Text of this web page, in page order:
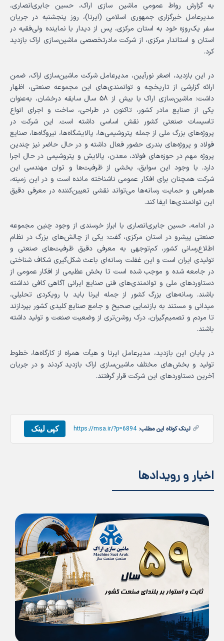
به گزارش رواط عمومی ماشین سازی اراک، حسین جابری‌انصاری،
مدیرعامل خبرگزاری جمهوری اسلامی (ایرنا)، روز پنجشنبه در جریان
سفر یک‌روزه خود به استان مرکزی، پس از دیدار با نماینده ولی‌فقیه در
استان و استاندار مرکزی، از شرکت مادرتخصصی ماشین‌سازی اراک بازدید
کرد.
در این بازدید، اصغر نورآیین، مدیرعامل شرکت ماشین‌سازی اراک، ضمن
ارائه گزارشی از تاریخچه و توانمندی‌های این مجموعه صنعتی، اظهار
داشت: ماشین‌سازی اراک با بیش از ۵۸ سال سابقه درخشان، به‌عنوان
یکی از صنایع مادر کشور، تاکنون در طراحی، ساخت و اجرای انواع
تاسیسات صنعتی کشور نقش اساسی داشته است. این شرکت در
پروژه‌های بزرگ ملی از جمله پتروشیمی‌ها، پالایشگاه‌ها، نیروگاه‌ها، صنایع
فولاد و پروژه‌های بندری حضور فعال داشته و در حال حاضر نیز چندین
پروژه مهم در حوزه‌های فولاد، معدن، پالایش و پتروشیمی در حال اجرا
دارد. با وجود این سوابق، بخشی از ظرفیت‌ها و توان مهندسی این
شرکت همچنان برای افکار عمومی ناشناخته مانده است و در این زمینه،
همراهی و حمایت رسانه‌ها می‌تواند نقشی تعیین‌کننده در معرفی دقیق
این توانمندی‌ها ایفا کند.
در ادامه، حسین جابری‌انصاری با ابراز خرسندی از وجود چنین مجموعه
صنعتی پیشرو در استان مرکزی، گفت: یکی از چالش‌های بزرگ در نظام
اطلاع‌رسانی کشور، کم‌توجهی به معرفی دقیق ظرفیت‌های صنعتی و
تولیدی ایران است و این غفلت رسانه‌ای باعث شکل‌گیری شکاف شناختی
در جامعه شده و موجب شده است تا بخش عظیمی از افکار عمومی از
دستاوردهای ملی و توانمندی‌های فنی صنایع ایرانی آگاهی کافی نداشته
باشند. رسانه‌های بزرگ کشور از جمله ایرنا باید با رویکردی تحلیلی،
میدانی و مستند به بازنمایی صحیح و جامع صنایع کلیدی کشور بپردازند
تا مردم و تصمیم‌گیران، درک روشن‌تری از وضعیت صنعت و تولید داشته
باشند.
در پایان این بازدید، مدیرعامل ایرنا و هیأت همراه از کارگاه‌ها، خطوط
تولید و بخش‌های مختلف ماشین‌سازی اراک بازدید کردند و در جریان
آخرین دستاوردهای این شرکت قرار گرفتند.
لینک کوتاه این مطلب: https://msa.ir/?p=6894 کپی لینک
اخبار و رویدادها